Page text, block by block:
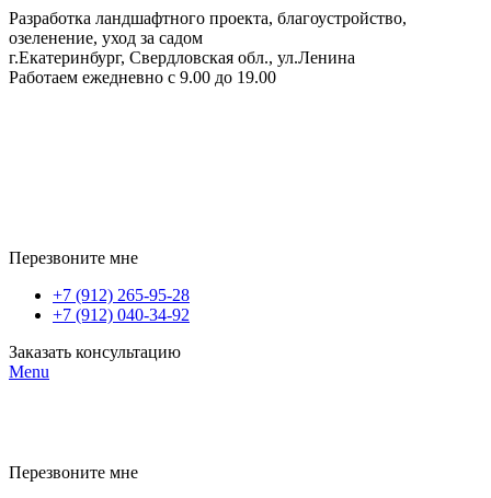
Разработка ландшафтного проекта, благоустройство,
озеленение, уход за садом
г.Екатеринбург, Свердловская обл., ул.Ленина
Работаем ежедневно с 9.00 до 19.00
Перезвоните мне
+7 (912) 265-95-28
+7 (912) 040-34-92
Заказать консультацию
Menu
Перезвоните мне